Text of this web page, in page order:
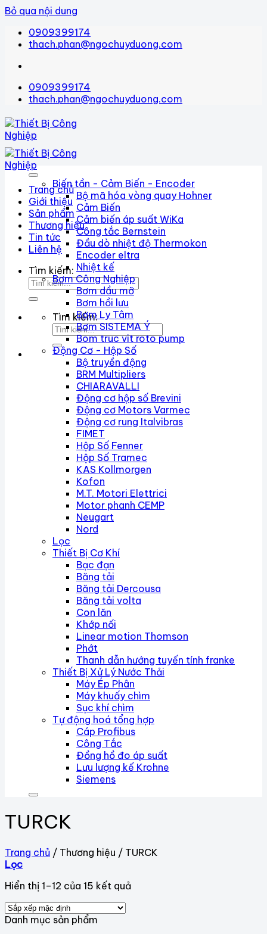
Bỏ qua nội dung
0909399174
thach.phan@ngochuyduong.com
0909399174
thach.phan@ngochuyduong.com
Trang chủ
Giới thiệu
Sản phẩm
Thương hiệu
Tin tức
Liên hệ
Tìm kiếm:
Tìm kiếm:
Biến tần - Cảm Biến - Encoder
Bộ mã hóa vòng quay Hohner
Cảm Biến
Cảm biến áp suất WiKa
Công tắc Bernstein
Đầu dò nhiệt độ Thermokon
Encoder eltra
Nhiệt kế
Bơm Công Nghiệp
Bơm dầu mỡ
Bơm hồi lưu
Bơm Ly Tâm
Bơm SISTEMA Ý
Bom truc vit roto pump
Động Cơ - Hộp Số
Bộ truyền động
BRM Multipliers
CHIARAVALLI
Động cơ hộp số Brevini
Động cơ Motors Varmec
Động cơ rung Italvibras
FIMET
Hộp Số Fenner
Hộp Số Tramec
KAS Kollmorgen
Kofon
M.T. Motori Elettrici
Motor phanh CEMP
Neugart
Nord
Lọc
Thiết Bị Cơ Khí
Bạc đạn
Băng tải
Băng tải Dercousa
Băng tải volta
Con lăn
Khớp nối
Linear motion Thomson
Phớt
Thanh dẫn hướng tuyến tính franke
Thiết Bị Xử Lý Nước Thải
Máy Ép Phân
Máy khuấy chìm
Sục khí chìm
Tự động hoá tổng hợp
Cáp Profibus
Công Tắc
Đồng hồ đo áp suất
Lưu lượng kế Krohne
Siemens
TURCK
Trang chủ / Thương hiệu / TURCK
Lọc
Hiển thị 1–12 của 15 kết quả
Danh mục sản phẩm